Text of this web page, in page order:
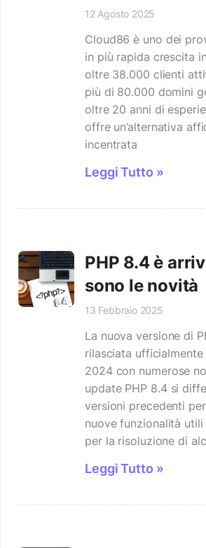
12 Agosto 2025
Cloud86 è uno dei
in più rapida crescita
oltre 38.000 clienti
più di 80.000 domini
oltre 20 anni di
offre un’alternativa
incentrata
Leggi Tutto »
PHP 8.4 è
sono le novità
13 Febbraio 2025
La nuova versione di
rilasciata
2024 con numerose
update PHP 8.4 si
versioni precedenti
nuove funzionalità utili
per la risoluzione di
Leggi Tutto »